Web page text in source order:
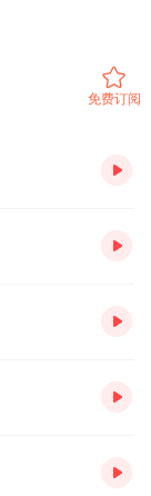
免费订阅